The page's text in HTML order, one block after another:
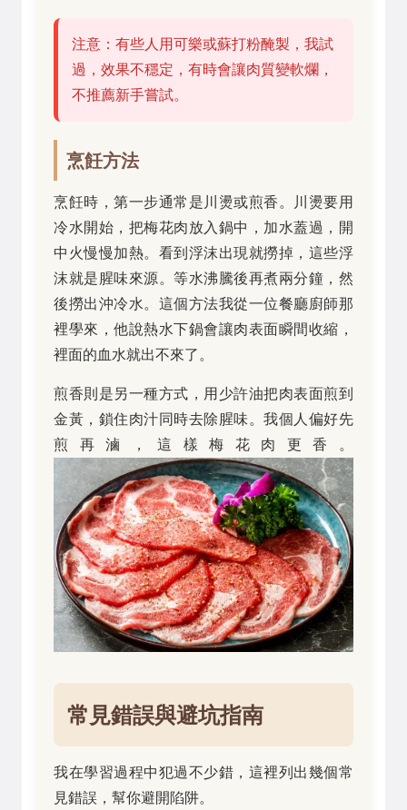
注意：有些人用可樂或蘇打粉醃製，我試
過，效果不穩定，有時會讓肉質變軟爛，
不推薦新手嘗試。
烹飪方法
烹飪時，第一步通常是川燙或煎香。川燙要用
冷水開始，把梅花肉放入鍋中，加水蓋過，開
中火慢慢加熱。看到浮沫出現就撈掉，這些浮
沫就是腥味來源。等水沸騰後再煮兩分鐘，然
後撈出沖冷水。這個方法我從一位餐廳廚師那
裡學來，他說熱水下鍋會讓肉表面瞬間收縮，
裡面的血水就出不來了。
煎香則是另一種方式，用少許油把肉表面煎到
金黃，鎖住肉汁同時去除腥味。我個人偏好先
煎再滷，這樣梅花肉更香。
常見錯誤與避坑指南
我在學習過程中犯過不少錯，這裡列出幾個常
見錯誤，幫你避開陷阱。